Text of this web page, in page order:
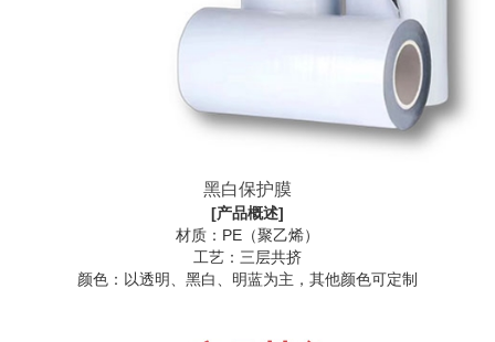
黑白保护膜
[产品概述]
材质：PE（聚乙烯）
工艺：三层共挤
颜色：以透明、黑白、明蓝为主，其他颜色可定制